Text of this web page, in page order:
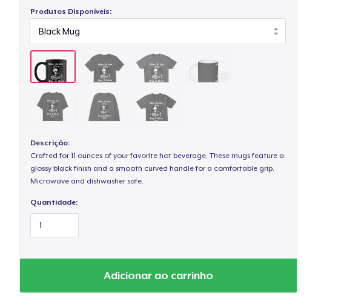
Produtos Disponíveis:
Descrição:
Crafted for 11 ounces of your favorite hot beverage. These mugs feature a
glossy black finish and a smooth curved handle for a comfortable grip.
Microwave and dishwasher safe.
Quantidade:
Adicionar ao carrinho